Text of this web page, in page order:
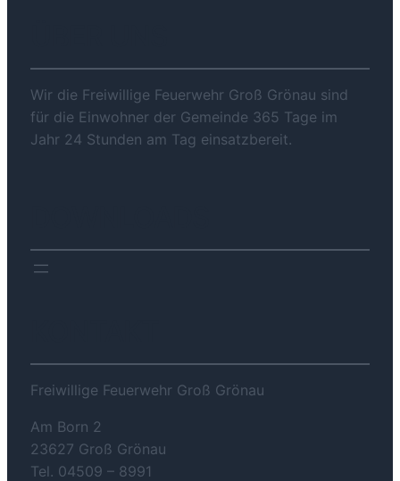
Wir die Freiwillige Feuerwehr Groß Grönau sind
für die Einwohner der Gemeinde 365 Tage im
Jahr 24 Stunden am Tag einsatzbereit.
Freiwillige Feuerwehr Groß Grönau
Am Born 2
23627 Groß Grönau
Tel. 04509 – 8991